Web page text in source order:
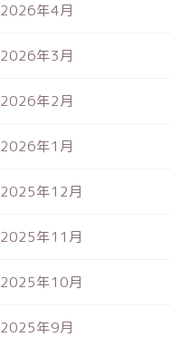
2026年4月
2026年3月
2026年2月
2026年1月
2025年12月
2025年11月
2025年10月
2025年9月